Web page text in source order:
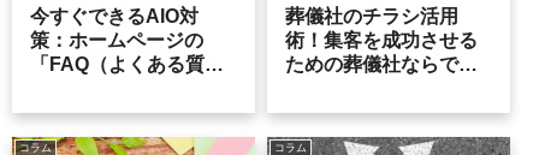
今すぐできるAIO対
策：ホームページの
「FAQ（よくある質
葬儀社のチラシ活用
術！集客を成功させる
ための葬儀社ならでは
ト
コラム コラム